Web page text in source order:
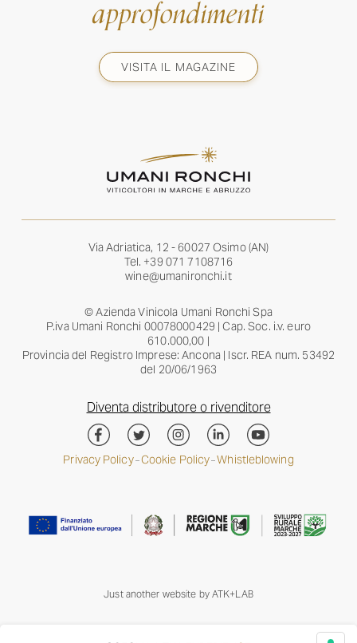
approfondimenti
VISITA IL MAGAZINE
Via Adriatica, 12 - 60027 Osimo (AN)
Tel. +39 071 7108716
wine@umanironchi.it
© Azienda Vinicola Umani Ronchi Spa
P.iva Umani Ronchi 00078000429 | Cap. Soc. i.v. euro
610.000,00 |
Provincia del Registro Imprese: Ancona | Iscr. REA num. 53492
del 20/06/1963
Diventa distributore o rivenditore
Privacy Policy–Cookie Policy–Whistleblowing
Just another website by ATK+LAB